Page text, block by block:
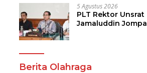
Pendidikan
5 Agustus 2026
PLT Rektor Unsrat
Jamaluddin Jompa
Berita Olahraga